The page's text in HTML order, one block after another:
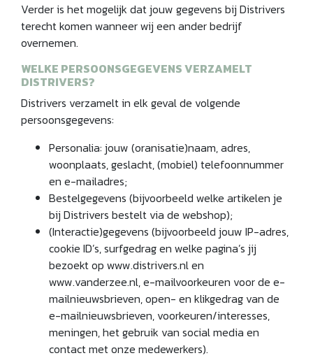
Verder is het mogelijk dat jouw gegevens bij Distrivers
terecht komen wanneer wij een ander bedrijf
overnemen.
WELKE PERSOONSGEGEVENS VERZAMELT
DISTRIVERS?
Distrivers verzamelt in elk geval de volgende
persoonsgegevens:
Personalia: jouw (oranisatie)naam, adres,
woonplaats, geslacht, (mobiel) telefoonnummer
en e-mailadres;
Bestelgegevens (bijvoorbeeld welke artikelen je
bij Distrivers bestelt via de webshop);
(Interactie)gegevens (bijvoorbeeld jouw IP-adres,
cookie ID’s, surfgedrag en welke pagina’s jij
bezoekt op www.distrivers.nl en
www.vanderzee.nl, e-mailvoorkeuren voor de e-
mailnieuwsbrieven, open- en klikgedrag van de
e-mailnieuwsbrieven, voorkeuren/interesses,
meningen, het gebruik van social media en
contact met onze medewerkers).